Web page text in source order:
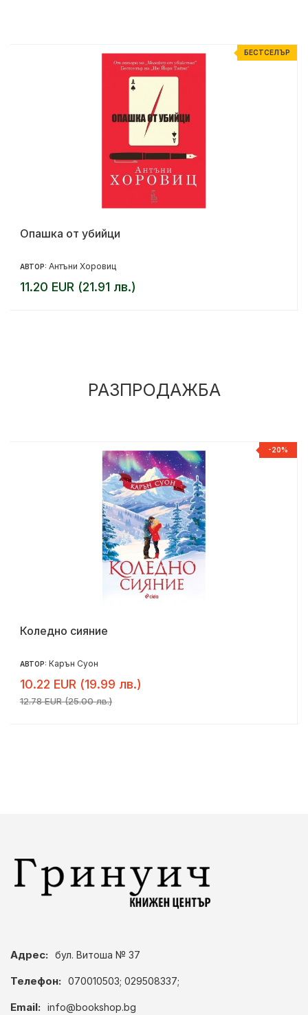
БЕСТСЕЛЪР
Опашка от убийци
АВТОР: Антъни Хоровиц
11.20 EUR (21.91 лв.)
РАЗПРОДАЖБА
-20%
Коледно сияние
АВТОР: Карън Суон
10.22 EUR (19.99 лв.)
12.78 EUR (25.00 лв.)
Адрес: бул. Витоша № 37
Телефон: 070010503; 029508337;
Email: info@bookshop.bg